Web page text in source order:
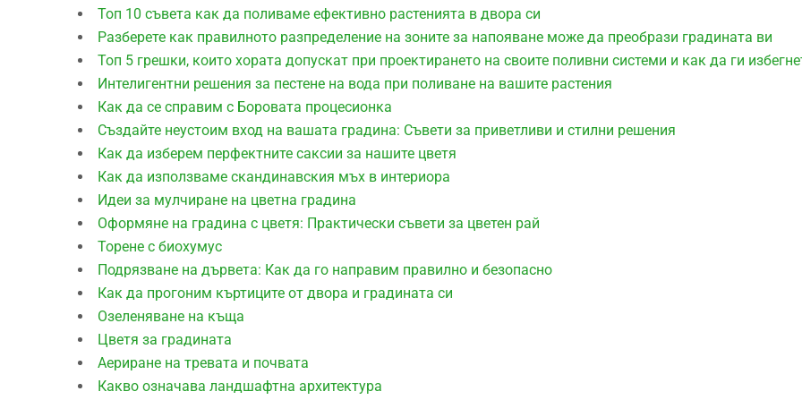
Топ 10 съвета как да поливаме ефективно растенията в двора си
Разберете как правилното разпределение на зоните за напояване може да преобрази градината ви
Топ 5 грешки, които хората допускат при проектирането на своите поливни системи и как да ги
Интелигентни решения за пестене на вода при поливане на вашите растения
Как да се справим с Боровата процесионка
Създайте неустоим вход на вашата градина: Съвети за приветливи и стилни решения
Как да изберем перфектните саксии за нашите цветя
Как да използваме скандинавския мъх в интериора
Идеи за мулчиране на цветна градина
Оформяне на градина с цветя: Практически съвети за цветен рай
Торене с биохумус
Подрязване на дървета: Как да го направим правилно и безопасно
Как да прогоним къртиците от двора и градината си
Озеленяване на къща
Цветя за градината
Аериране на тревата и почвата
Какво означава ландшафтна архитектура